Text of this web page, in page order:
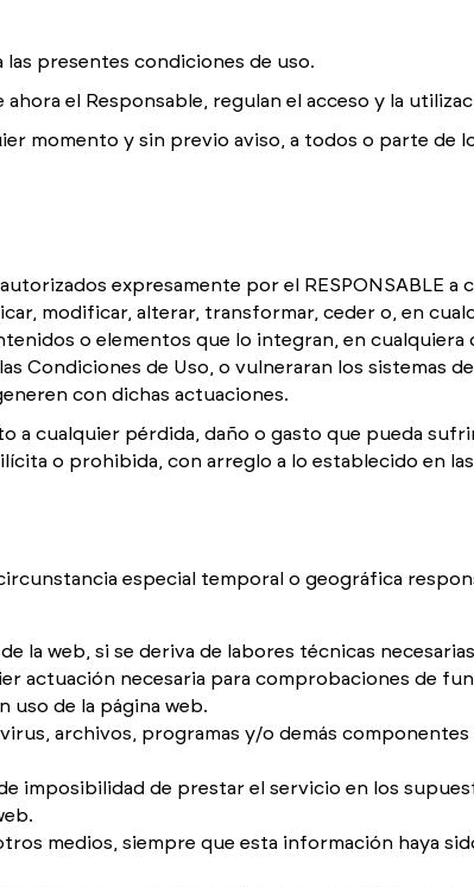
las presentes condiciones de uso.
el Responsable, regulan el acceso y la
momento y sin previo aviso, a todos o parte de
expresamente por el RESPONSABLE a
modificar, alterar, transformar, ceder o, en
o elementos que lo integran, en cualquiera
Condiciones de Uso, o vulneraran los sistemas
con dichas actuaciones.
a cualquier pérdida, daño o gasto que pueda
o prohibida, con arreglo a lo establecido en
especial temporal o geográfica
la web, si se deriva de labores técnicas
actuación necesaria para comprobaciones de
uso de la página web.
archivos, programas y/o demás componentes
imposibilidad de prestar el servicio en los
medios, siempre que esta información haya